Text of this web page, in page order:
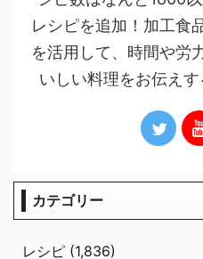
レシピを追加！加工食
を活用して、時間や労
いしい料理をお伝えす
カテゴリー
レシピ (1,836)